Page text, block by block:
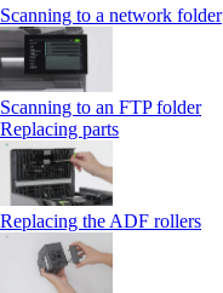
Scanning to a network folder
Scanning to an FTP folder
Replacing parts
Replacing the ADF rollers